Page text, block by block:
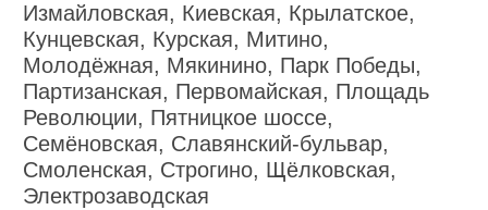
Измайловская, Киевская, Крылатское,
Кунцевская, Курская, Митино,
Молодёжная, Мякинино, Парк Победы,
Партизанская, Первомайская, Площадь
Революции, Пятницкое шоссе,
Семёновская, Славянский-бульвар,
Смоленская, Строгино, Щёлковская,
Электрозаводская